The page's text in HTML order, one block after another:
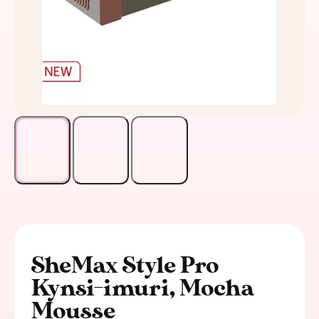
SheMax Style Pro
Kynsi-imuri, Mocha
Mousse